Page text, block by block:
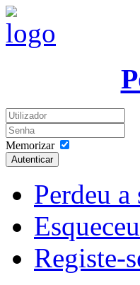
Memorizar
Autenticar
Perdeu a
Registe-